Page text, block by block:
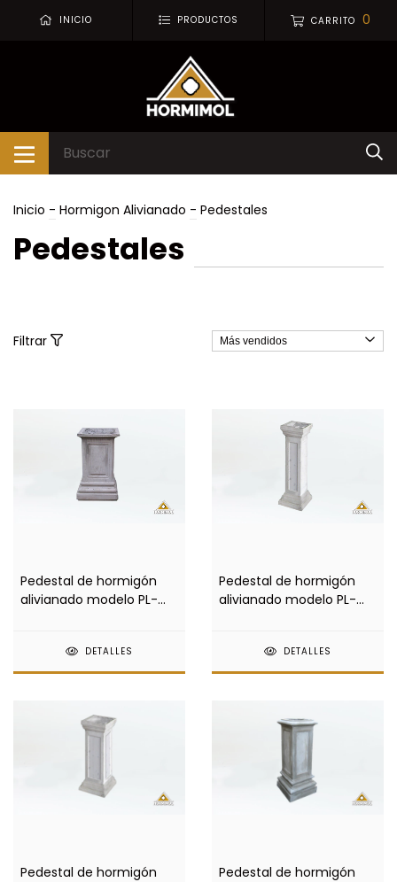
INICIO PRODUCTOS CARRITO 0
Inicio - Hormigon Alivianado - Pedestales
Pedestales
Filtrar
Pedestal de hormigón
alivianado modelo PL-
DETALLES
Pedestal de hormigón
alivianado modelo PL-
DETALLES
Pedestal de hormigón
Pedestal de hormigón